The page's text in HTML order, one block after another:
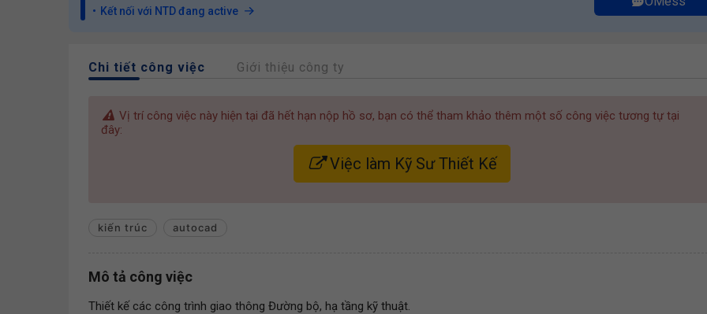
Kết nối với NTD đang active
Chi tiết công việc Giới thiệu công ty
Vị trí công việc này hiện tại đã hết hạn nộp hồ sơ, bạn có thể tham khảo thêm một số công việc tương tự tại
đây:
Việc làm Kỹ Sư Thiết Kế
kiến trúc autocad
Mô tả công việc
Thiết kế các công trình giao thông Đường bộ, hạ tầng kỹ thuật.